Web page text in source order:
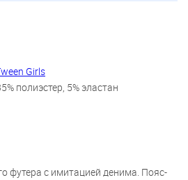
Girls
полиэстер, 5% эластан
футера с имитацией денима. Пояс-